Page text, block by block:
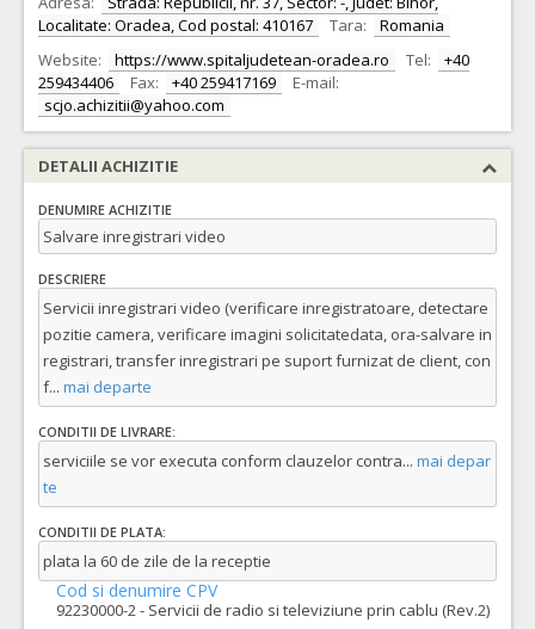
Localitate: Oradea, Cod postal: 410167
Tara:
Romania
Website:
https://www.spitaljudetean-oradea.ro Tel:
+40
259434406
Fax: +40 259417169
E-mail:
scjo.achizitii@yahoo.com
DETALII ACHIZITIE
DENUMIRE ACHIZITIE
Salvare inregistrari video
DESCRIERE
Servicii inregistrari video (verificare inregistratoare, detectare
pozitie camera, verificare imagini solicitatedata, ora-salvare in
registrari, transfer inregistrari pe suport furnizat de client, con
f... mai departe
CONDITII DE LIVRARE:
serviciile se vor executa conform clauzelor contra... mai depar
te
CONDITII DE PLATA:
plata la 60 de zile de la receptie
Cod si denumire CPV
92230000-2 - Servicii de radio si televiziune prin cablu (Rev.2)